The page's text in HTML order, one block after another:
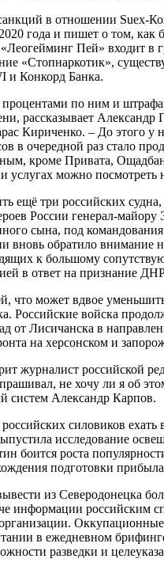
в отношении Suex-
года и пишет о том,
Пей» входит
«Стопнаркотик»,
и Конкорд Банка.
по ним и
рассказывает
Кириченко. – До
очередной раз стало
кроме Привата,
можно посмотреть
три российских
России генерал-
сына, под
обратило
к большому
в ответ на признание
что может вдвое
войска
от Лисичанска в
на херсонском и
журналист российской
не хочу ли я об
систем Александр Карпов.
силовиков
исследование
боится роста
подготовки
из Северодонецка
российским
в ежедневном
разведки и